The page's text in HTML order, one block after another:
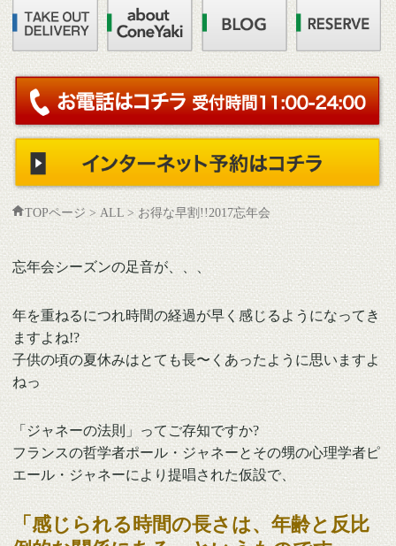
TOPページ >ALL >お得な早割!!2017忘年会
忘年会シーズンの足音が、、、
年を重ねるにつれ時間の経過が早く感じるようになってき
ますよね!?
子供の頃の夏休みはとても長〜くあったように思いますよ
ねっ
「ジャネーの法則」ってご存知ですか?
フランスの哲学者ポール・ジャネーとその甥の心理学者ピ
エール・ジャネーにより提唱された仮設で、
「感じられる時間の長さは、年齢と反比